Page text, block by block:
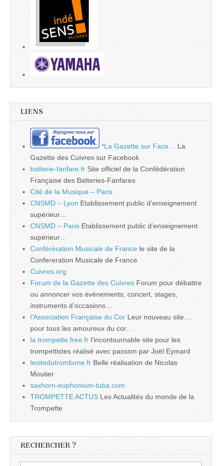
LIENS
*La Gazette sur Face… La
Gazette des Cuivres sur Facebook
batterie-fanfare.fr Site officiel de la Confédération
Française des Batteries-Fanfares
Cité de la Musique – Paris
CNSMD – Lyon Etablissement public d’enseignement
supérieur…
CNSMD – Paris Etablissement public d’enseignement
supérieur…
Conférération Musicale de France le site de la
Confereration Musicale de France
Cuivres.org
Forum de la Gazette des Cuivres Forum pour débattre
ou annoncer vos évènements, concert, stages,
instruments d’occasions…
l'Association Française du Cor Leur nouveau site…
pour tous les amoureux du cor…
la.trompette.free.fr l’incontournable site pour les
trompettistes réalisé avec passion par Joël Eymard
lesitedutrombone.fr Belle réalisation de Nicolas
Moutier
saxhorn-euphonium-tuba.com
TROMPETTE ACTUS Les Actualités du monde de la
Trompette
RECHERCHER ?